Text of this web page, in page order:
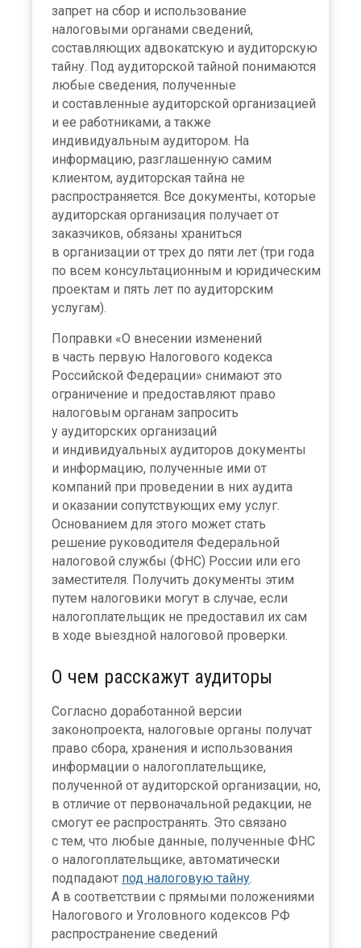
запрет на сбор и использование
налоговыми органами сведений,
составляющих адвокатскую и аудиторскую
тайну. Под аудиторской тайной понимаются
любые сведения, полученные
и составленные аудиторской организацией
и ее работниками, а также
индивидуальным аудитором. На
информацию, разглашенную самим
клиентом, аудиторская тайна не
распространяется. Все документы, которые
аудиторская организация получает от
заказчиков, обязаны храниться
в организации от трех до пяти лет (три года
по всем консультационным и юридическим
проектам и пять лет по аудиторским
услугам).
Поправки «О внесении изменений
в часть первую Налогового кодекса
Российской Федерации» снимают это
ограничение и предоставляют право
налоговым органам запросить
у аудиторских организаций
и индивидуальных аудиторов документы
и информацию, полученные ими от
компаний при проведении в них аудита
и оказании сопутствующих ему услуг.
Основанием для этого может стать
решение руководителя Федеральной
налоговой службы (ФНС) России или его
заместителя. Получить документы этим
путем налоговики могут в случае, если
налогоплательщик не предоставил их сам
в ходе выездной налоговой проверки.
О чем расскажут аудиторы
Согласно доработанной версии
законопроекта, налоговые органы получат
право сбора, хранения и использования
информации о налогоплательщике,
полученной от аудиторской организации, но,
в отличие от первоначальной редакции, не
смогут ее распространять. Это связано
с тем, что любые данные, полученные ФНС
о налогоплательщике, автоматически
подпадают под налоговую тайну
А в соответствии с прямыми положениями
Налогового и Уголовного кодексов РФ
распространение сведений